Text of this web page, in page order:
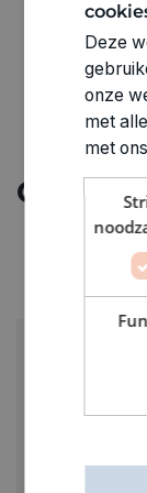
Ontdek
Deze
onze
met
met